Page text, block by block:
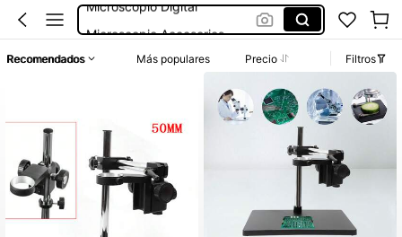
Microscopio Accesorios
Recomendados Más populares Precio Filtros